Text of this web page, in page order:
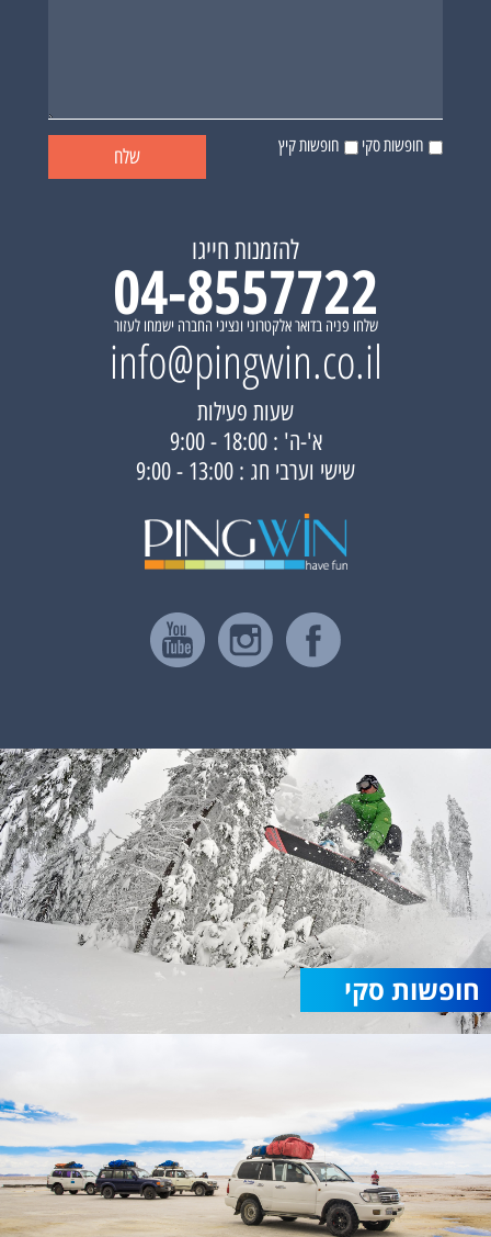
חופשות סקי חופשות קיץ
להזמנות חייגו
04-8557722
שלחו פניה בדואר אלקטרוני ונציגי החברה ישמחו לעזור
info@pingwin.co.il
שעות פעילות
א'-ה' : 18:00 - 9:00
שישי וערבי חג : 13:00 - 9:00
חופשות סקי